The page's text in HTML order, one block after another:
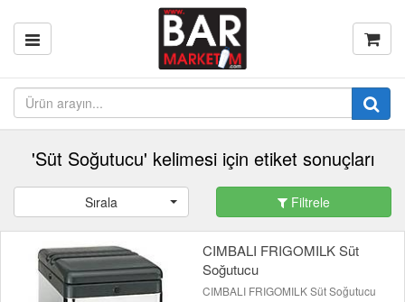
'Süt Soğutucu' kelimesi için etiket sonuçları
Sırala Filtrele
CIMBALI FRIGOMILK Süt
Soğutucu
CIMBALI FRIGOMILK Süt Soğutucu